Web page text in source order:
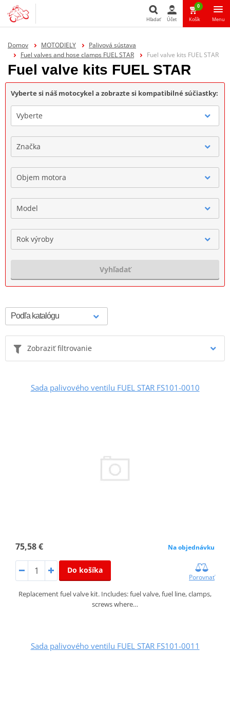
Hľadať Účet
0
Košík Menu
Domov MOTODIELY
Palivová sústava
Fuel valves and hose clamps FUEL STAR
Fuel valve kits FUEL STAR
Fuel valve kits FUEL STAR
Vyberte si náš motocykel a zobrazte si kompatibilné súčiastky:
Vyberte
Značka
Objem motora
Model
Rok výroby
Vyhľadať
Zobraziť filtrovanie
Sada palivového ventilu FUEL STAR FS101-0010
75,58 € Na objednávku
Do košíka
Porovnať
Replacement fuel valve kit. Includes: fuel valve, fuel line, clamps,
screws where…
Sada palivového ventilu FUEL STAR FS101-0011